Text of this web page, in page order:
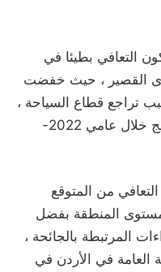
التعافي بطيئا في
القصير ، حيث خفضت
تراجع قطاع السياحة ،
الذي من الممكن أن يتعافى بالتدريج خلال عامي 2022-
من المتوقع
المنطقة بفضل
المرتبطة بالجائحة ،
العامة في الأردن في